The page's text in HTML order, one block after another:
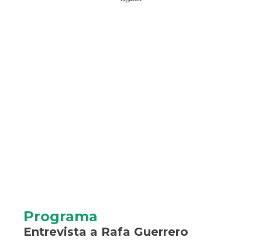
Programa
Entrevista a Rafa Guerrero